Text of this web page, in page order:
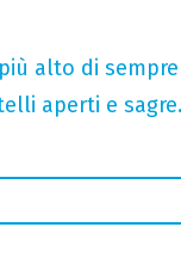
alto di sempre
aperti e